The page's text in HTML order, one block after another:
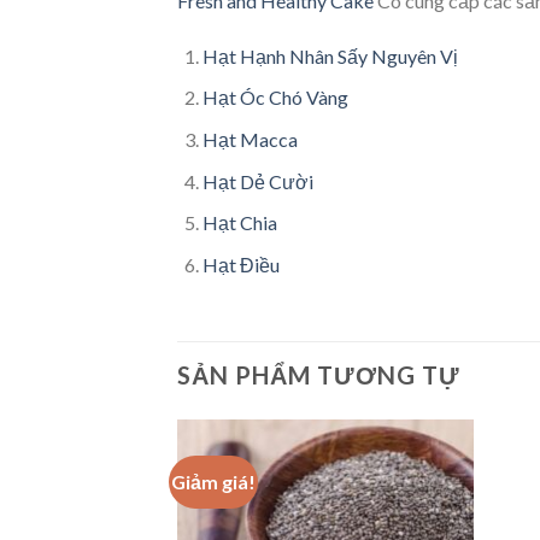
Hạt Hạnh Nhân Sấy Nguyên Vị
Hạt Óc Chó Vàng
Hạt Macca
Hạt Dẻ Cười
Hạt Chia
Hạt Điều
SẢN PHẨM TƯƠNG TỰ
Giảm giá!